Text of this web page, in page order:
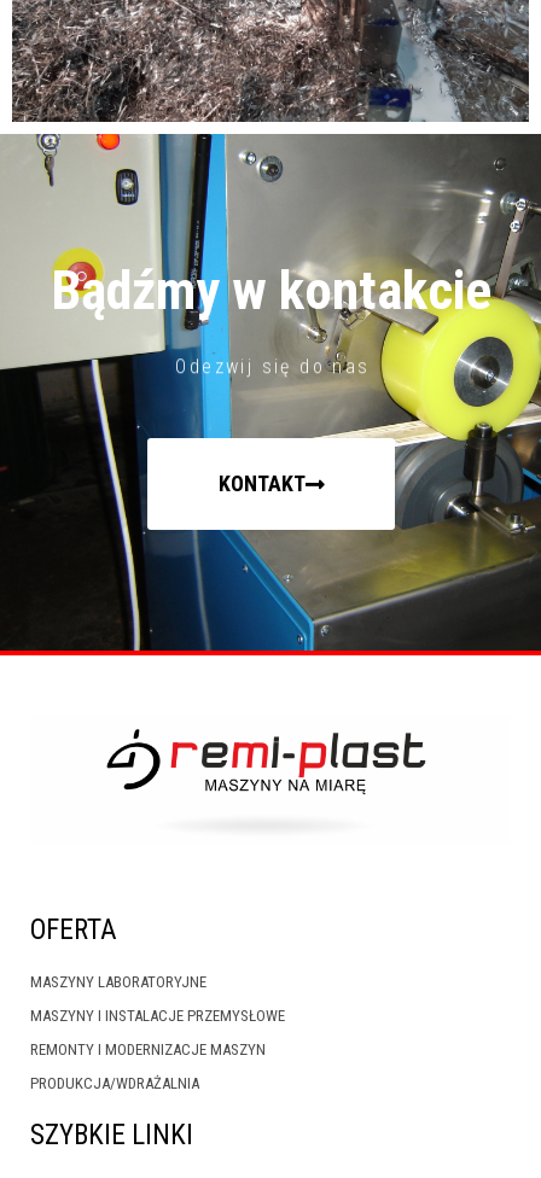
Bądźmy w kontakcie
Odezwij się do nas
KONTAKT
OFERTA
MASZYNY LABORATORYJNE
MASZYNY I INSTALACJE PRZEMYSŁOWE
REMONTY I MODERNIZACJE MASZYN
PRODUKCJA/WDRAŻALNIA
SZYBKIE LINKI